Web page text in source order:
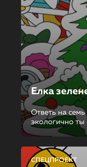
Елка
Ответь на
экологично
СПЕЦПРОЕКТ